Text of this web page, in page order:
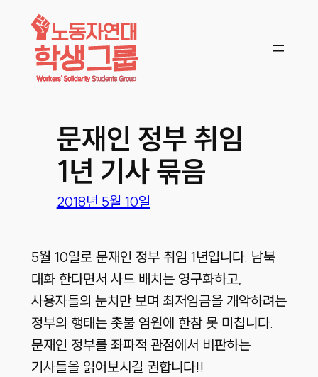
콘텐츠로
바로가기
문재인 정부 취임
1년 기사 묶음
2018년 5월 10일
5월 10일로 문재인 정부 취임 1년입니다. 남북
대화 한다면서 사드 배치는 영구화하고,
사용자들의 눈치만 보며 최저임금을 개악하려는
정부의 행태는 촛불 염원에 한참 못 미칩니다.
문재인 정부를 좌파적 관점에서 비판하는
기사들을 읽어보시길 권합니다!!